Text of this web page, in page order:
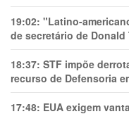
19:02: "Latino-
de secretário de Donald
18:37: STF impõe
recurso de Defensoria
17:48: EUA exigem